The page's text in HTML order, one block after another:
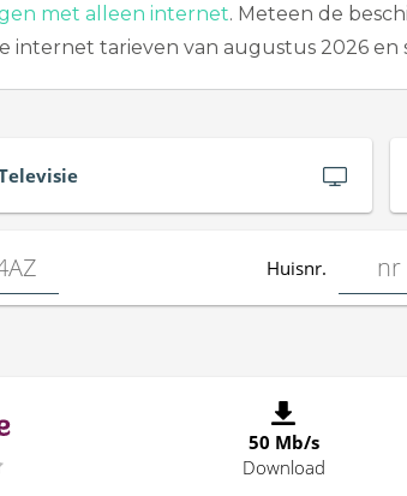
met alleen internet. Meteen de
tarieven van augustus 2026
Huisnr.
50 Mb/s
Download